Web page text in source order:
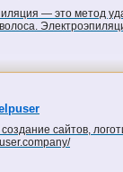
— это метод
сайтов,